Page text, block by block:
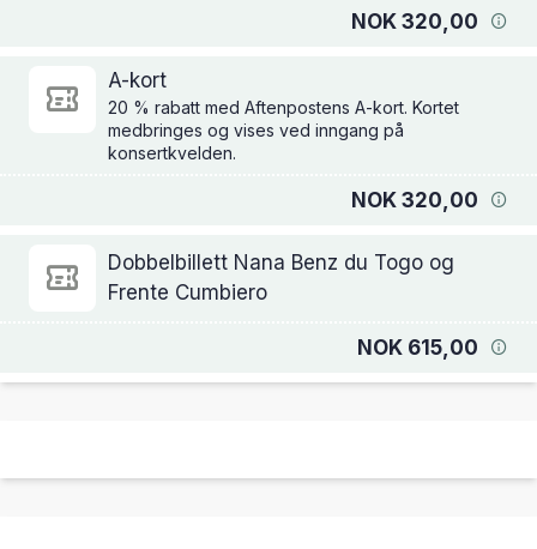
NOK 320,00
A-kort
20 % rabatt med Aftenpostens A-kort. Kortet
medbringes og vises ved inngang på
konsertkvelden.
NOK 320,00
Dobbelbillett Nana Benz du Togo og
Frente Cumbiero
NOK 615,00